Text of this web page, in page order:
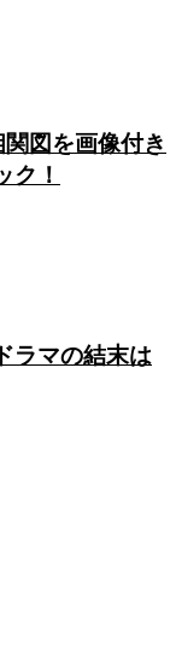
図を画像付き
ク！
ラマの結末は